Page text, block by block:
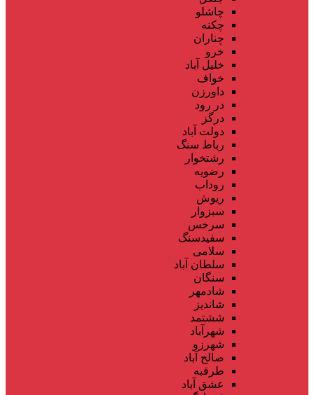
چاشلو
چکنه
چناران
خرو
خلیل آباد
خواف
داورزن
در رود
درگز
دولت آباد
رباط سنگ
رشتخوار
رضویه
روداب
ریوش
سبزوار
سرخس
سفیدسنگ
سلامی
سلطان آباد
سنگان
شادمهر
شاندیز
ششتمد
شهرآباد
شهرزو
صالح آباد
طرقبه
عشق آباد